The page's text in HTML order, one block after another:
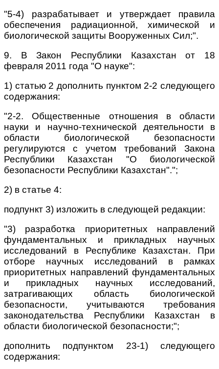
"5-4) разрабатывает и утверждает правила
обеспечения радиационной, химической и
биологической защиты Вооруженных Сил;".
9. В Закон Республики Казахстан от 18
февраля 2011 года "О науке":
1) статью 2 дополнить пунктом 2-2 следующего
содержания:
"2-2. Общественные отношения в области
науки и научно-технической деятельности в
области биологической безопасности
регулируются с учетом требований Закона
Республики Казахстан "О биологической
безопасности Республики Казахстан".";
2) в статье 4:
подпункт 3) изложить в следующей редакции:
"3) разработка приоритетных направлений
фундаментальных и прикладных научных
исследований в Республике Казахстан. При
отборе научных исследований в рамках
приоритетных направлений фундаментальных
и прикладных научных исследований,
затрагивающих область биологической
безопасности, учитываются требования
законодательства Республики Казахстан в
области биологической безопасности;";
дополнить подпунктом 23-1) следующего
содержания: